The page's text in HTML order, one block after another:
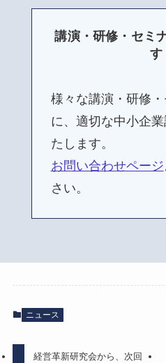
講演・研修・セミ
す
様々な講演・研修
に、適切な中小企
たします。
お問い合わせページ
さい。
ニュース
経営革新研究会から、次回